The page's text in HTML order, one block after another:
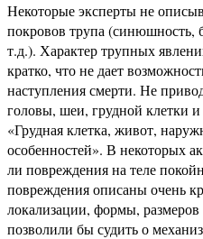
Некоторые эксперты не
покровов трупа (синюшность,
т.д.). Характер трупных
кратко, что не дает
наступления смерти. Не
головы, шеи, грудной клетки
«Грудная клетка, живот,
особенностей». В некоторых
ли повреждения на теле
повреждения описаны очень
локализации, формы,
позволили бы судить о